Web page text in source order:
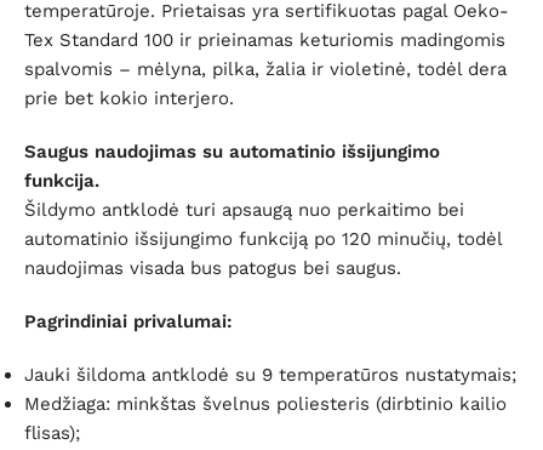
temperatūroje. Prietaisas yra sertifikuotas pagal Oeko-
Tex Standard 100 ir prieinamas keturiomis madingomis
spalvomis – mėlyna, pilka, žalia ir violetinė, todėl dera
prie bet kokio interjero.
Saugus naudojimas su automatinio išsijungimo
funkcija.
Šildymo antklodė turi apsaugą nuo perkaitimo bei
automatinio išsijungimo funkciją po 120 minučių, todėl
naudojimas visada bus patogus bei saugus.
Pagrindiniai privalumai:
Jauki šildoma antklodė su 9 temperatūros nustatymais;
Medžiaga: minkštas švelnus poliesteris (dirbtinio kailio
flisas);